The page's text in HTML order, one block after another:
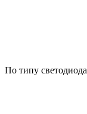
По типу светодиода